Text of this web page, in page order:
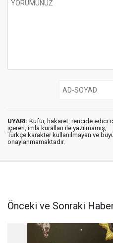
UYARI: Küfür, hakaret, rencide edici
içeren, imla kuralları ile yazılmamış,
Türkçe karakter kullanılmayan ve
onaylanmamaktadır.
Önceki ve Sonraki